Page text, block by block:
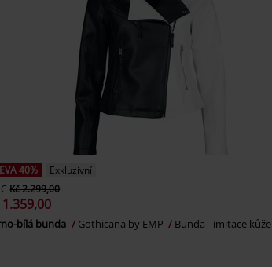
40%
Exkluzivní
Kč 2.299,00
1.359,00
bílá bunda Gothicana by EMP Bunda - imitace kůže